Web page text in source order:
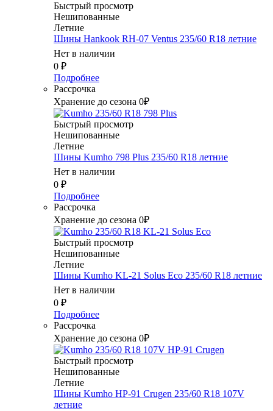
Быстрый просмотр
Нешипованные
Летние
Шины Hankook RH-07 Ventus 235/60 R18 летние
Нет в наличии
0 ₽
Подробнее
Рассрочка
Хранение до сезона 0₽
Быстрый просмотр
Нешипованные
Летние
Шины Kumho 798 Plus 235/60 R18 летние
Нет в наличии
0 ₽
Подробнее
Рассрочка
Хранение до сезона 0₽
Быстрый просмотр
Нешипованные
Летние
Шины Kumho KL-21 Solus Eco 235/60 R18 летние
Нет в наличии
0 ₽
Подробнее
Рассрочка
Хранение до сезона 0₽
Быстрый просмотр
Нешипованные
Летние
Шины Kumho HP-91 Crugen 235/60 R18 107V
летние